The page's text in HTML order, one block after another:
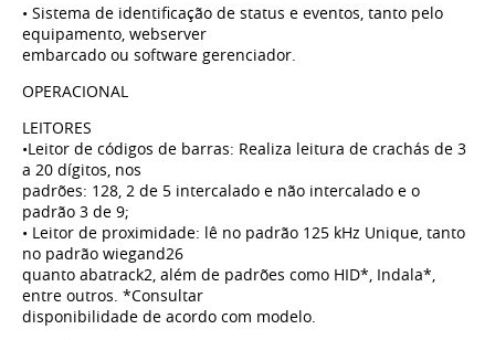
• Sistema de identificação de status e eventos, tanto pelo
equipamento, webserver
embarcado ou software gerenciador.
OPERACIONAL
LEITORES
•Leitor de códigos de barras: Realiza leitura de crachás de 3
a 20 dígitos, nos
padrões: 128, 2 de 5 intercalado e não intercalado e o
padrão 3 de 9;
• Leitor de proximidade: lê no padrão 125 kHz Unique, tanto
no padrão wiegand26
quanto abatrack2, além de padrões como HID*, Indala*,
entre outros. *Consultar
disponibilidade de acordo com modelo.